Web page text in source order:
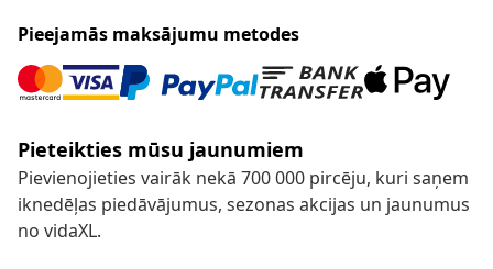
Pieejamās maksājumu metodes
Pieteikties mūsu jaunumiem
Pievienojieties vairāk nekā 700 000 pircēju, kuri saņem
iknedēļas piedāvājumus, sezonas akcijas un jaunumus
no vidaXL.